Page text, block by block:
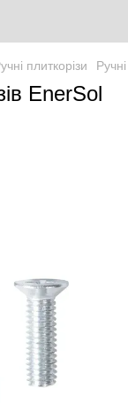
плиткорізи
EnerSol